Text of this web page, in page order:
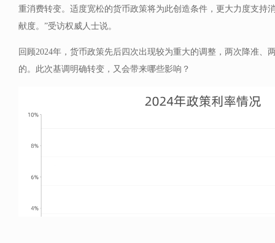
重消费转变。适度宽松的货币政策将为此创造条件，更大力度支持
献度。”受访权威人士说。
回顾2024年，货币政策先后四次出现较为重大的调整，两次降准、
的。此次基调明确转变，又会带来哪些影响？